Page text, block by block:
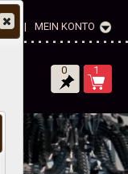
| MEIN KONTO
0 1